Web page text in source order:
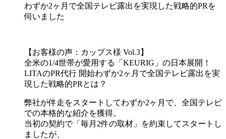
わずか2ヶ月で全国テレビ露出を実現した戦略的PRを
伺いました
【お客様の声：カップス様 Vol.3】
全米の1/4世帯が愛用する「KEURIG」の日本展開！
LITAのPR代行 開始わずか2ヶ月で全国テレビ露出を実
現した戦略的PRとは？
弊社が伴走をスタートしてわずか2ヶ月で、全国テレビ
での本格的な紹介を獲得。
当初の契約で「毎月2件の取材」を約束してスタートし
ましたが、